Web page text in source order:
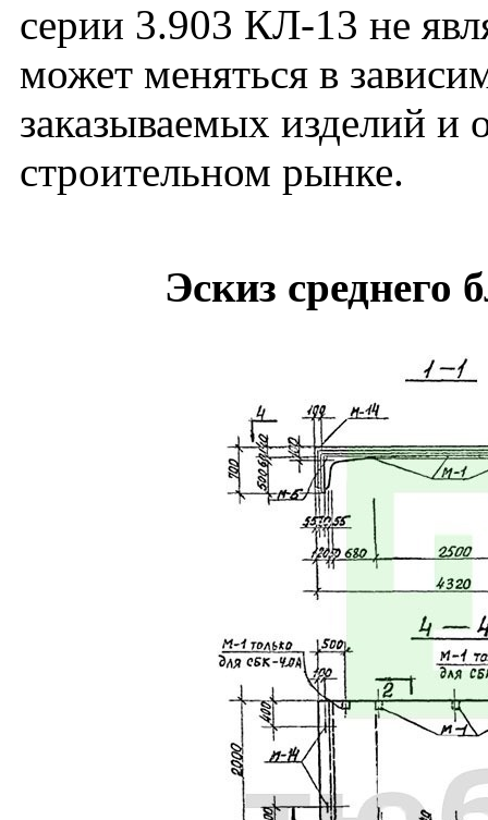
серии 3.903 КЛ-13 не
может меняться в
заказываемых изделий и
строительном рынке.
Эскиз